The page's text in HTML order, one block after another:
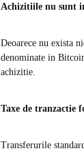
Achizitiile nu sunt
Deoarece nu exista
denominate in
achizitie.
Taxe de tranzactie
Transferurile